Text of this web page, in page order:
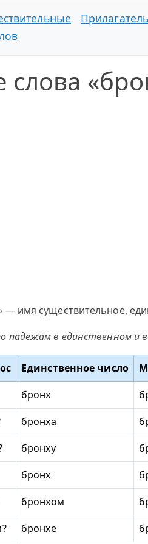
слова
— имя существительное,
падежам в единственном и
Единственное число
бронх
бронха
бронху
бронх
бронхом
бронхе